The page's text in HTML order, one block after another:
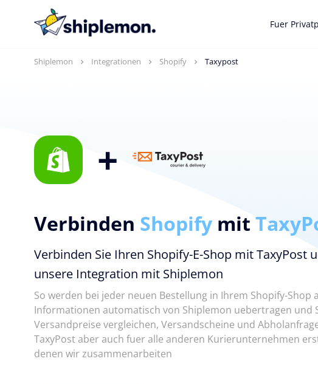
Fuer
Shiplemon Integrationen Shopify Taxypost
+
Verbinden Shopify mit
Verbinden Sie Ihren Shopify-E-Shop mit TaxyPost
unsere Integration mit Shiplemon
So werden bei jeder neuen Bestellung in Ihrem Shopify-Shop
Informationen automatisch von Shiplemon uebertragen und
Versandpreise vergleichen, Versandscheine und
TaxyPost aber auch fuer alle anderen Kurierunternehmen
denen wir zusammenarbeiten